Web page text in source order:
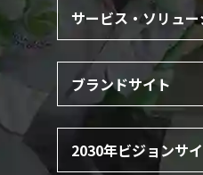
サービス・ソリュ
ブランドサイト
2030年ビジョンサ